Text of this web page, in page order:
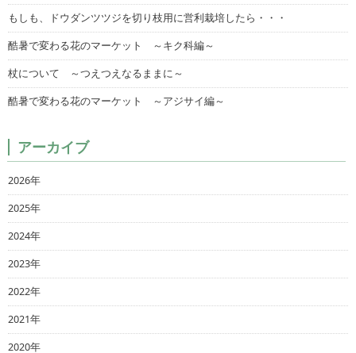
もしも、ドウダンツツジを切り枝用に営利栽培したら・・・
酷暑で変わる花のマーケット ～キク科編～
杖について ～つえつえなるままに～
酷暑で変わる花のマーケット ～アジサイ編～
アーカイブ
2026年
2025年
2024年
2023年
2022年
2021年
2020年